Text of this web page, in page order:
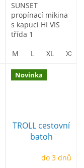
46 47 46
SUNSET
propínací mikina
s kapucí HI VIS
třída 1
M
L XL XXL
Novinka
TROLL cestovní
batoh
do 3 dnů